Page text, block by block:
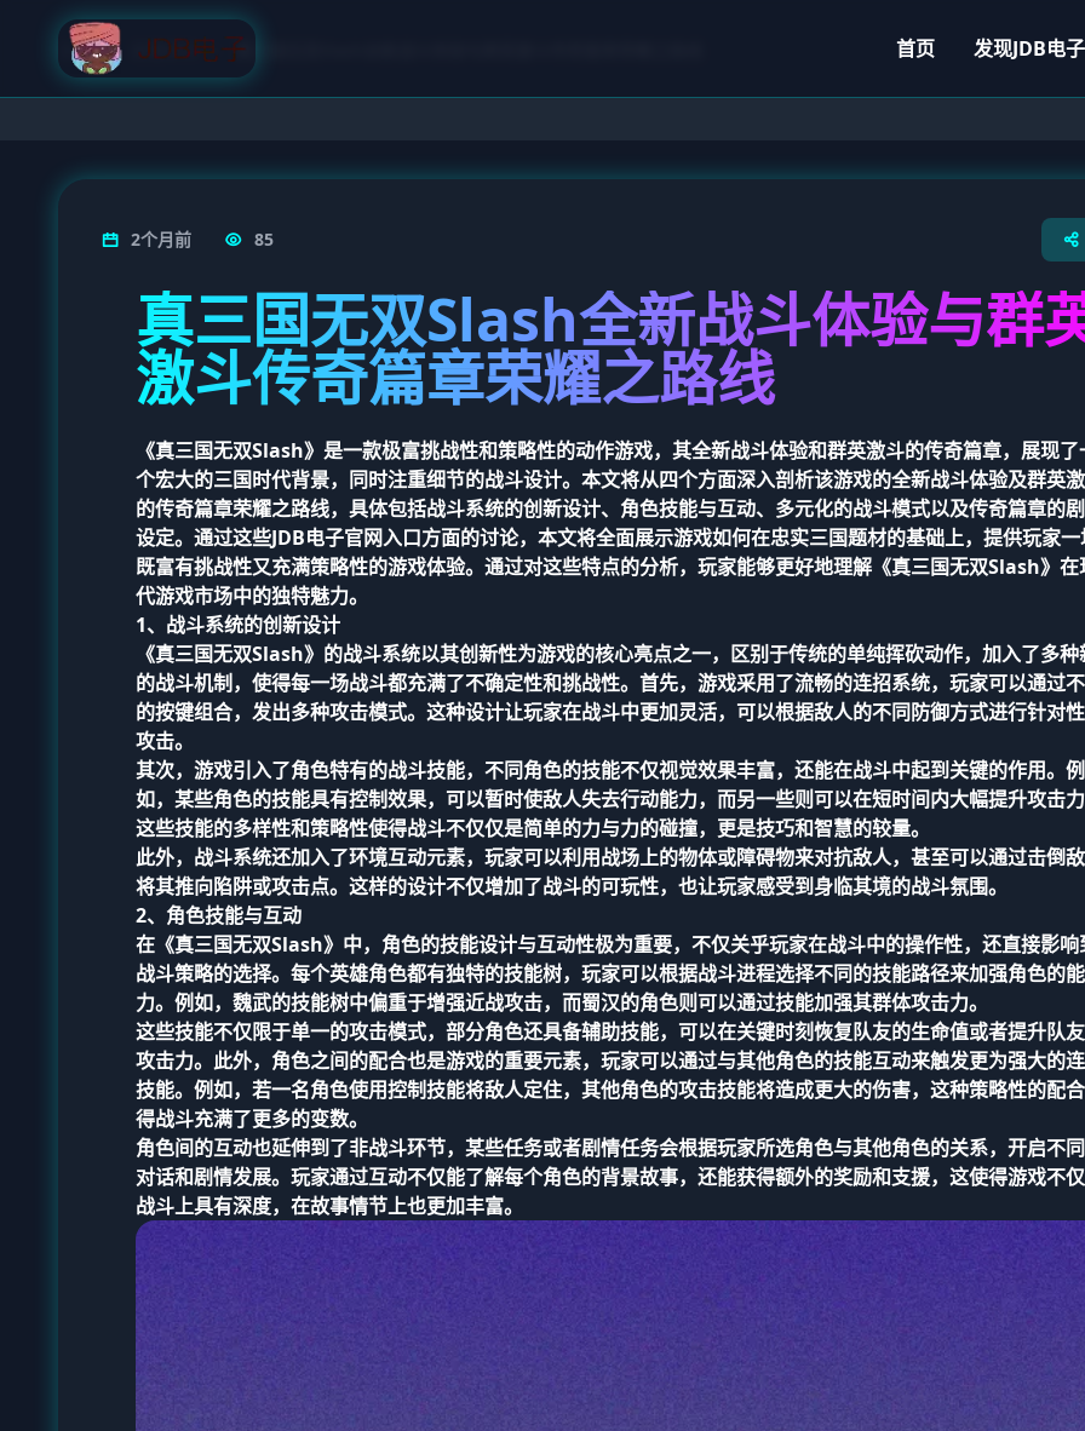
首页 发现JDB电子
首页 直播资讯 真三国无双Slash全新战斗体验与群英激斗传奇篇章荣耀之路线
2个月前 85
真三国无双Slash全新战斗体验与群
激斗传奇篇章荣耀之路线
《真三国无双Slash》是一款极富挑战性和策略性的动作游戏，其全新战斗体验和群英激斗的传奇篇章，展现了
个宏大的三国时代背景，同时注重细节的战斗设计。本文将从四个方面深入剖析该游戏的全新战斗体验及群英
的传奇篇章荣耀之路线，具体包括战斗系统的创新设计、角色技能与互动、多元化的战斗模式以及传奇篇章的
设定。通过这些JDB电子官网入口方面的讨论，本文将全面展示游戏如何在忠实三国题材的基础上，提供玩家一
既富有挑战性又充满策略性的游戏体验。通过对这些特点的分析，玩家能够更好地理解《真三国无双Slash》在
代游戏市场中的独特魅力。
1、战斗系统的创新设计
《真三国无双Slash》的战斗系统以其创新性为游戏的核心亮点之一，区别于传统的单纯挥砍动作，加入了多种
的战斗机制，使得每一场战斗都充满了不确定性和挑战性。首先，游戏采用了流畅的连招系统，玩家可以通过
的按键组合，发出多种攻击模式。这种设计让玩家在战斗中更加灵活，可以根据敌人的不同防御方式进行针对
攻击。
其次，游戏引入了角色特有的战斗技能，不同角色的技能不仅视觉效果丰富，还能在战斗中起到关键的作用。例
如，某些角色的技能具有控制效果，可以暂时使敌人失去行动能力，而另一些则可以在短时间内大幅提升攻击
这些技能的多样性和策略性使得战斗不仅仅是简单的力与力的碰撞，更是技巧和智慧的较量。
此外，战斗系统还加入了环境互动元素，玩家可以利用战场上的物体或障碍物来对抗敌人，甚至可以通过击倒
将其推向陷阱或攻击点。这样的设计不仅增加了战斗的可玩性，也让玩家感受到身临其境的战斗氛围。
2、角色技能与互动
在《真三国无双Slash》中，角色的技能设计与互动性极为重要，不仅关乎玩家在战斗中的操作性，还直接影响
战斗策略的选择。每个英雄角色都有独特的技能树，玩家可以根据战斗进程选择不同的技能路径来加强角色的能
力。例如，魏武的技能树中偏重于增强近战攻击，而蜀汉的角色则可以通过技能加强其群体攻击力。
这些技能不仅限于单一的攻击模式，部分角色还具备辅助技能，可以在关键时刻恢复队友的生命值或者提升队
攻击力。此外，角色之间的配合也是游戏的重要元素，玩家可以通过与其他角色的技能互动来触发更为强大的
技能。例如，若一名角色使用控制技能将敌人定住，其他角色的攻击技能将造成更大的伤害，这种策略性的配
得战斗充满了更多的变数。
角色间的互动也延伸到了非战斗环节，某些任务或者剧情任务会根据玩家所选角色与其他角色的关系，开启不
对话和剧情发展。玩家通过互动不仅能了解每个角色的背景故事，还能获得额外的奖励和支援，这使得游戏不
战斗上具有深度，在故事情节上也更加丰富。